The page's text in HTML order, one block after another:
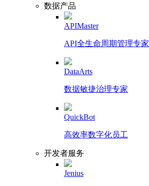
数据产品
APIMaster
API全生命周期管理专家
DataArts
数据敏捷治理专家
QuickBot
高效率数字化员工
开发者服务
Jenius